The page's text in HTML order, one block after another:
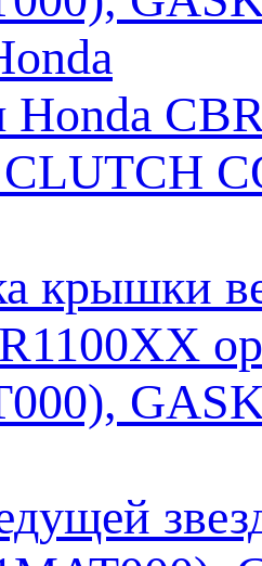
Honda